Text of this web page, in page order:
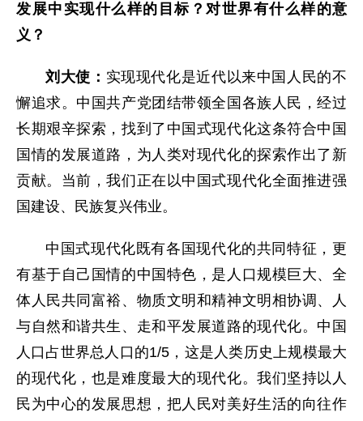
发展中实现什么样的目标？对世界有什么样的意
义？
刘大使： 实现现代化是近代以来中国人民的不
懈追求。中国共产党团结带领全国各族人民，经过
长期艰辛探索，找到了中国式现代化这条符合中国
国情的发展道路，为人类对现代化的探索作出了新
贡献。当前，我们正在以中国式现代化全面推进强
国建设、民族复兴伟业。
中国式现代化既有各国现代化的共同特征，更
有基于自己国情的中国特色，是人口规模巨大、全
体人民共同富裕、物质文明和精神文明相协调、人
与自然和谐共生、走和平发展道路的现代化。中国
人口占世界总人口的1/5，这是人类历史上规模最大
的现代化，也是难度最大的现代化。我们坚持以人
民为中心的发展思想，把人民对美好生活的向往作